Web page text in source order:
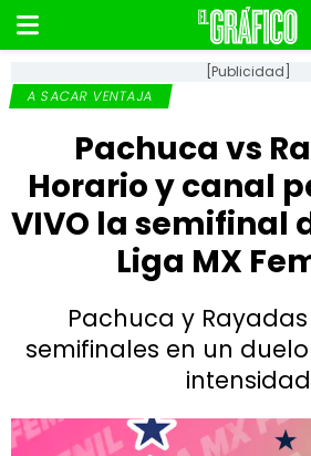
[Publicidad]
A SACAR VENTAJA
Pachuca vs
Horario y canal
VIVO la semifinal
Liga MX
Pachuca y
semifinales en un
intensidad